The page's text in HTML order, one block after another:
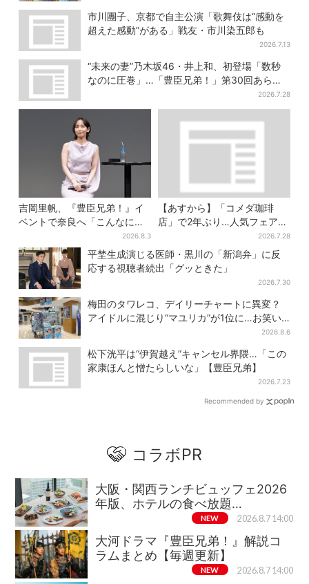
市川團子、京都で自主公演「歌舞伎は“感動を
超えた感動”がある」戦友・市川染五郎も
2026.7.13
“未来の妻”乃木坂46・井上和、初登場「数秒
なのに圧巻」…「豊臣兄弟！」第30回あらす
2026.7.28
吉岡里帆、『豊臣兄弟！』イ
ベントで奈良へ「こんなに楽
しんでもらえてうれしい」2026.8.3
【あすから】「コメダ珈琲
店」で2年ぶり…人気フェアが
復活！“ハワイ旅行が当た
る”キャンペーンも
2026.7.28
平埜生成演じる医師・黒川の「新潟弁」に反
応する視聴者続出「グッときた」
2026.7.30
梅田のタワレコ、デイリーチャートに異変？
アイドルに混じり“マユリカ”が1位に…お笑い
2026.8.6
松下洸平は“伊賀越え”キャンセル界隈…「この
家康ほんと憎たらしいな」【豊臣兄弟】
2026.7.23
Recommended by
コラボPR
大阪・関西ランチビュッフェ2026
年版、ホテルの食べ放題…
NEW 2026.8.7 14:00
大河ドラマ『豊臣兄弟！』解説コ
ラムまとめ【毎週更新】
NEW 2026.8.7 14:00